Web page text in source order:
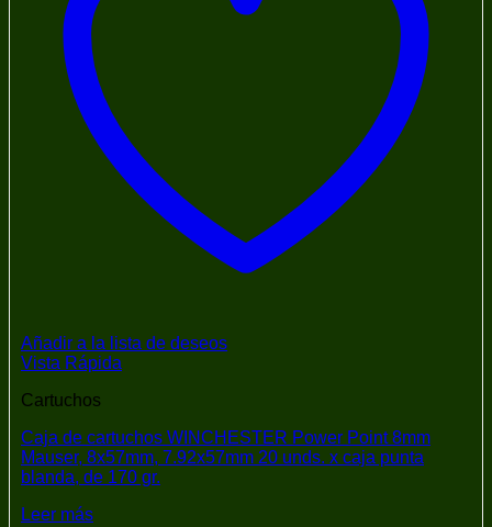
Añadir a la lista de deseos
Vista Rápida
Cartuchos
Caja de cartuchos WINCHESTER Power Point 8mm
Mauser, 8x57mm, 7.92x57mm 20 unds. x caja punta
blanda, de 170 gr.
Leer más